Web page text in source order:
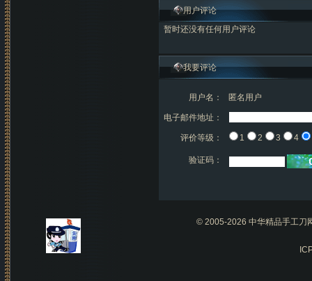
用户评论
暂时还没有任何用户评论
我要评论
用户名： 匿名用户
电子邮件地址：
评价等级： 1 2 3 4
验证码：
© 2005-2026 中华精品手工刀